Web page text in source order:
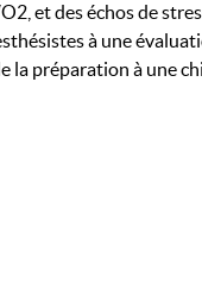
et des échos de
à une
la préparation à une